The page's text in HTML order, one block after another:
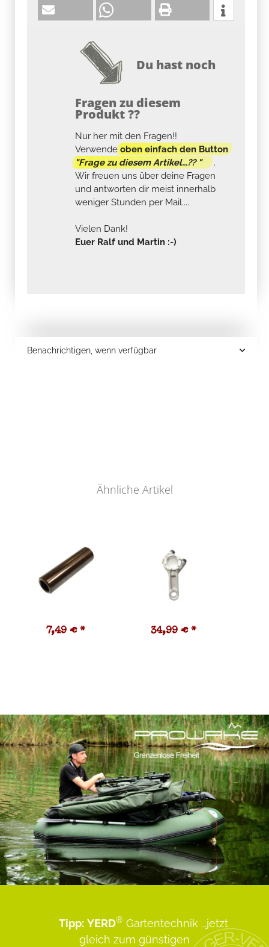
Du hast noch
Fragen zu diesem
Produkt ??
Nur her mit den Fragen!!
Verwendeoben einfach den Button
"Frage zu diesem Artikel...?? "
.
Wir freuen uns über deine Fragen
und antworten dir meist innerhalb
weniger Stunden per Mail....
Vielen Dank!
Euer Ralf und Martin :-)
Benachrichtigen, wenn verfügbar
Ähnliche Artikel
7,49 € * 34,99 € *
Tipp: YERD® Gartentechnik ...jetzt
gleich zum günstigen